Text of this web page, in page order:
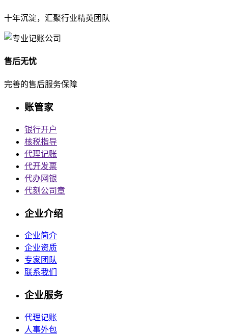
十年沉淀，汇聚行业精英团队
售后无忧
完善的售后服务保障
账管家
银行开户
核税指导
代理记账
代开发票
代办网银
代刻公司章
企业介绍
企业简介
企业资质
专家团队
联系我们
企业服务
代理记账
人事外包